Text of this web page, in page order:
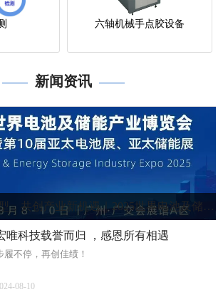
六轴机械手点胶设备
—— 新闻资讯 ——
聚焦全球能源转型，共创产业新机遇｜2025世界电池及储能产业博览会！
唯科技载誉而归 ，感恩所有相遇
履不停，再创佳绩！
08-10